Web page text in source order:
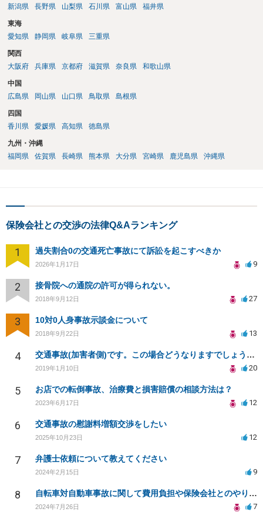
可動域制限の原因が医学的に説明できることなどを、追加資料で補う
必要があります。具体的には、主治医又は画像診断医の意見書、MRI
画像の再読影、事故直後からの診療録、可動域検査の推移、症状の一
いる弁護士に対し、非該当理由を踏まえて、どの点を追加立証できる
のか、医師の意見書や画像鑑定を取得すべきかを確認されるとよいで
しょう。
新潟県
長野県 山梨県 石川県 富山県 福井県
東海
愛知県
静岡県 岐阜県 三重県
関西
大阪府
兵庫県 京都府 滋賀県 奈良県 和歌山県
中国
広島県
岡山県 山口県 鳥取県 島根県
四国
香川県
愛媛県 高知県 徳島県
九州・沖縄
福岡県
佐賀県 長崎県 熊本県 大分県 宮崎県 鹿児島県 沖縄県
保険会社との交渉の法律Q&Aランキング
1 過失割合0の交通死亡事故にて訴訟を起こすべきか
2026年1月17日 9
2 接骨院への通院の許可が得られない。
2018年9月12日 27
3 10対0人身事故示談金について
2018年9月22日 13
4 交通事故(加害者側)です。この場合どうなりますでしょうか？
2019年1月10日 20
5 お店での転倒事故、治療費と損害賠償の相談方法は？
2023年6月17日 12
6 交通事故の慰謝料増額交渉をしたい
2025年10月23日 12
7 弁護士依頼について教えてください
2024年2月15日 9
8 自転車対自動車事故に関して費用負担や保険会社とのやり取りについて
2024年7月26日 7